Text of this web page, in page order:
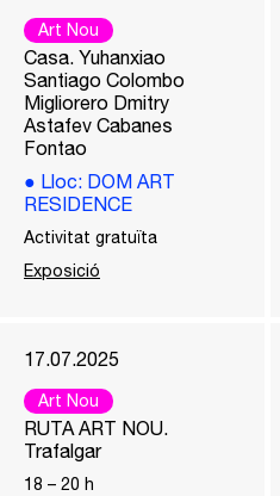
Art Nou
Casa. Yuhanxiao
Santiago Colombo
Migliorero Dmitry
Astafev Cabanes
Fontao
● Lloc: DOM ART
RESIDENCE
Activitat gratuïta
Exposició
17.07.2025
Art Nou
RUTA ART NOU.
Trafalgar
18 – 20 h